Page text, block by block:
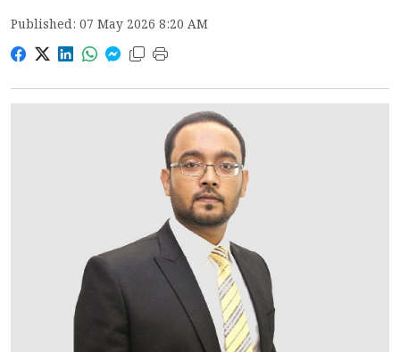
Published: 07 May 2026 8:20 AM